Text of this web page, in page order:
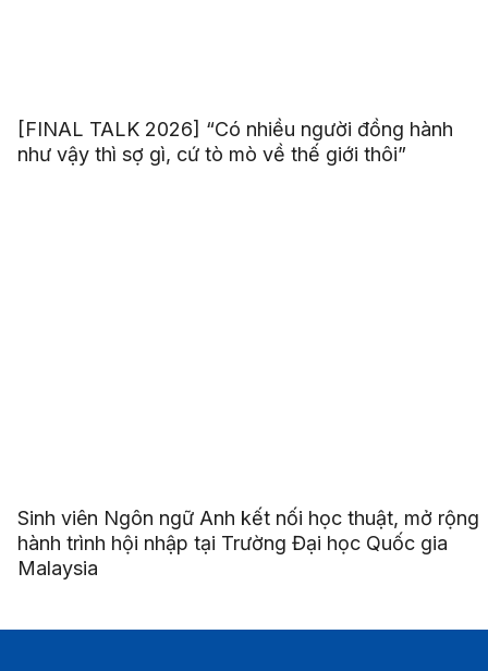
[FINAL TALK 2026] “Có nhiều người đồng hành
như vậy thì sợ gì, cứ tò mò về thế giới thôi”
Sinh viên Ngôn ngữ Anh kết nối học thuật, mở rộng
hành trình hội nhập tại Trường Đại học Quốc gia
Malaysia